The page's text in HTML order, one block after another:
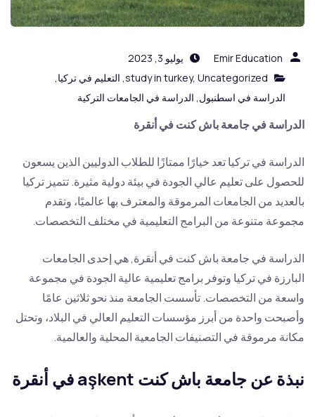
Emir Education
يوليو 3, 2023
study in turkey ,Uncategorized
,التعليم في تركيا,
الدراسة في اسطنبول ,الدراسة في الجامعات التركية
الدراسة في جامعة باش كنت في أنقرة
الدراسة في تركيا تعد خيارًا ممتازًا للطلاب الدوليين الذين يسعون
للحصول على تعليم عالي الجودة في بيئة دولية مثيرة. تتميز تركيا
بالعديد من الجامعات المرموقة والمعترف بها عالميًا، وتقدم
مجموعة متنوعة من البرامج التعليمية في مختلف التخصصات.
الدراسة في جامعة باش كنت في أنقرة, هي إحدى الجامعات
البارزة في تركيا وتوفر برامج تعليمية عالية الجودة في مجموعة
واسعة من التخصصات. تأسست الجامعة منذ نحو ثلاثين عامًا
وأصبحت واحدة من أبرز مؤسسات التعليم العالي في البلاد، وتحتل
مكانة مرموقة في التصنيفات الجامعية المحلية والعالمية.
نبذة عن جامعة باش كنت aşkent في أنقرة